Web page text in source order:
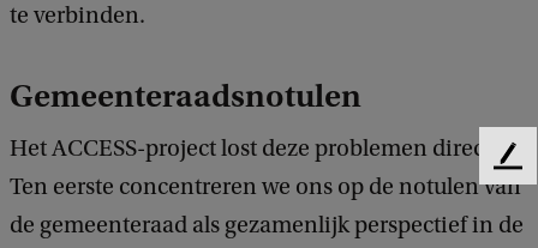
te verbinden.
Gemeenteraadsnotulen
Het ACCESS-project lost deze problemen direct op.
Ten eerste concentreren we ons op de notulen van
de gemeenteraad als gezamenlijk perspectief in de
F
e
e